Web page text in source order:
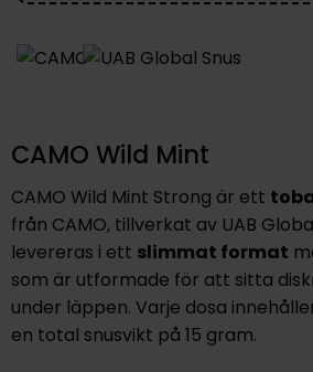
CAMO Wild Mint
CAMO Wild Mint Strong är ett
från CAMO, tillverkat av UAB
levereras i ett slimmat format
som är utformade för att sitta
under läppen. Varje dosa
en total snusvikt på 15 gram.